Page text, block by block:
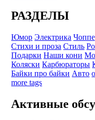
РАЗДЕЛЫ
Юмор Электрика
Стихи и проза Стиль
Подарки Наши кони
Коляски Карбюраторы
Байки про байки Авто
more tags
Активные